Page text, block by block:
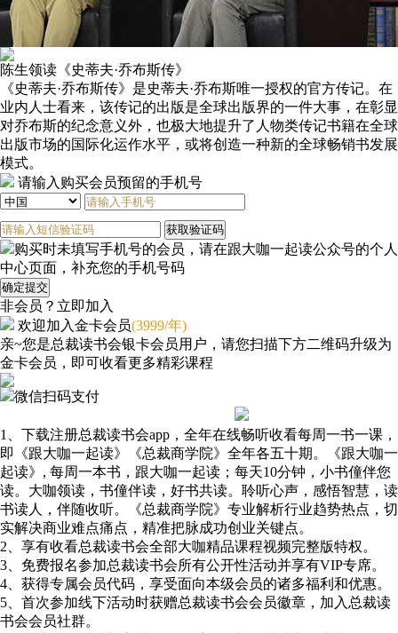
陈生领读《史蒂夫·乔布斯传》
《史蒂夫·乔布斯传》是史蒂夫·乔布斯唯一授权的官方传记。在
业内人士看来，该传记的出版是全球出版界的一件大事，在彰显
对乔布斯的纪念意义外，也极大地提升了人物类传记书籍在全球
出版市场的国际化运作水平，或将创造一种新的全球畅销书发展
模式。
请输入购买会员预留的手机号
获取验证码
购买时未填写手机号的会员，请在跟大咖一起读公众号的个人
中心页面，补充您的手机号码
确定提交
非会员？ 立即加入
欢迎加入金卡会员(3999/年)
亲~您是总裁读书会银卡会员用户，请您扫描下方二维码升级为
金卡会员，即可收看更多精彩课程
微信扫码支付
1、下载注册总裁读书会app，全年在线畅听收看每周一书一课，
即《跟大咖一起读》《总裁商学院》全年各五十期。《跟大咖一
起读》, 每周一本书，跟大咖一起读；每天10分钟，小书僮伴您
读。大咖领读，书僮伴读，好书共读。聆听心声，感悟智慧，读
书读人，伴随收听。《总裁商学院》专业解析行业趋势热点，切
实解决商业难点痛点，精准把脉成功创业关键点。
2、享有收看总裁读书会全部大咖精品课程视频完整版特权。
3、免费报名参加总裁读书会所有公开性活动并享有VIP专席。
4、获得专属会员代码，享受面向本级会员的诸多福利和优惠。
5、首次参加线下活动时获赠总裁读书会会员徽章，加入总裁读
书会会员社群。